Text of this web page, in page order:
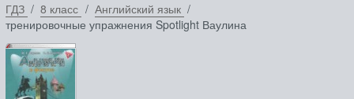
ГДЗ 8 класс
Английский язык
тренировочные упражнения Spotlight Ваулина